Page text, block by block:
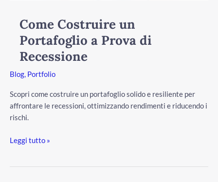
Come Costruire un
Portafoglio a Prova di
Recessione
Blog, Portfolio
Scopri come costruire un portafoglio solido e resiliente per
affrontare le recessioni, ottimizzando rendimenti e riducendo i
rischi.
Leggi tutto »